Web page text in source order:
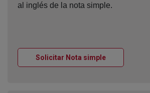
al inglés de la nota simple.
Solicitar Nota simpleVentana nueva